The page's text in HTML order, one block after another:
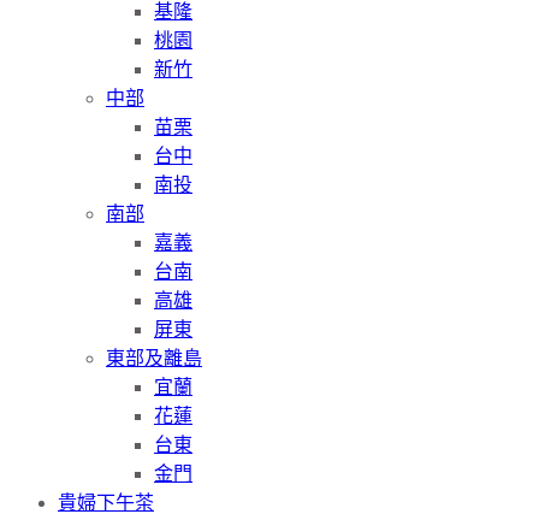
基隆
桃園
新竹
中部
苗栗
台中
南投
南部
嘉義
台南
高雄
屏東
東部及離島
宜蘭
花蓮
台東
金門
貴婦下午茶